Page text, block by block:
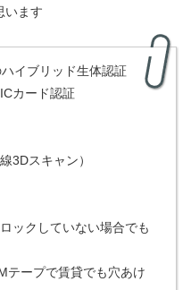
います
イブリッド生体認証
カード認証
3Dスキャン）
ックしていない場合でも
テープで賃貸でも穴あけ